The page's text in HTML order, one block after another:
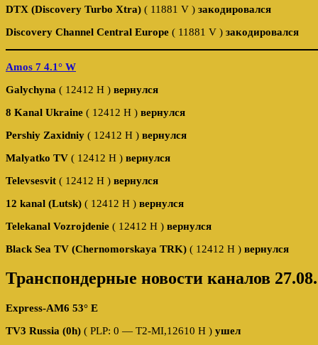
DTX (Discovery Turbo Xtra) ( 11881 V ) закодировался
Discovery Channel Central Europe ( 11881 V ) закодировался
Amos 7 4.1° W
Galychyna ( 12412 Н ) вернулся
8 Kanal Ukraine ( 12412 Н ) вернулся
Pershiy Zaxidniy ( 12412 Н ) вернулся
Malyatko TV ( 12412 Н ) вернулся
Televsesvit ( 12412 Н ) вернулся
12 kanal (Lutsk) ( 12412 Н ) вернулся
Telekanal Vozrojdenie ( 12412 Н ) вернулся
Black Sea TV (Chernomorskaya TRK) ( 12412 Н ) вернулся
Транспондерные новости каналов
Express-AM6 53° E
TV3 Russia (0h) ( PLP: 0 — T2-MI,12610 Н ) ушел